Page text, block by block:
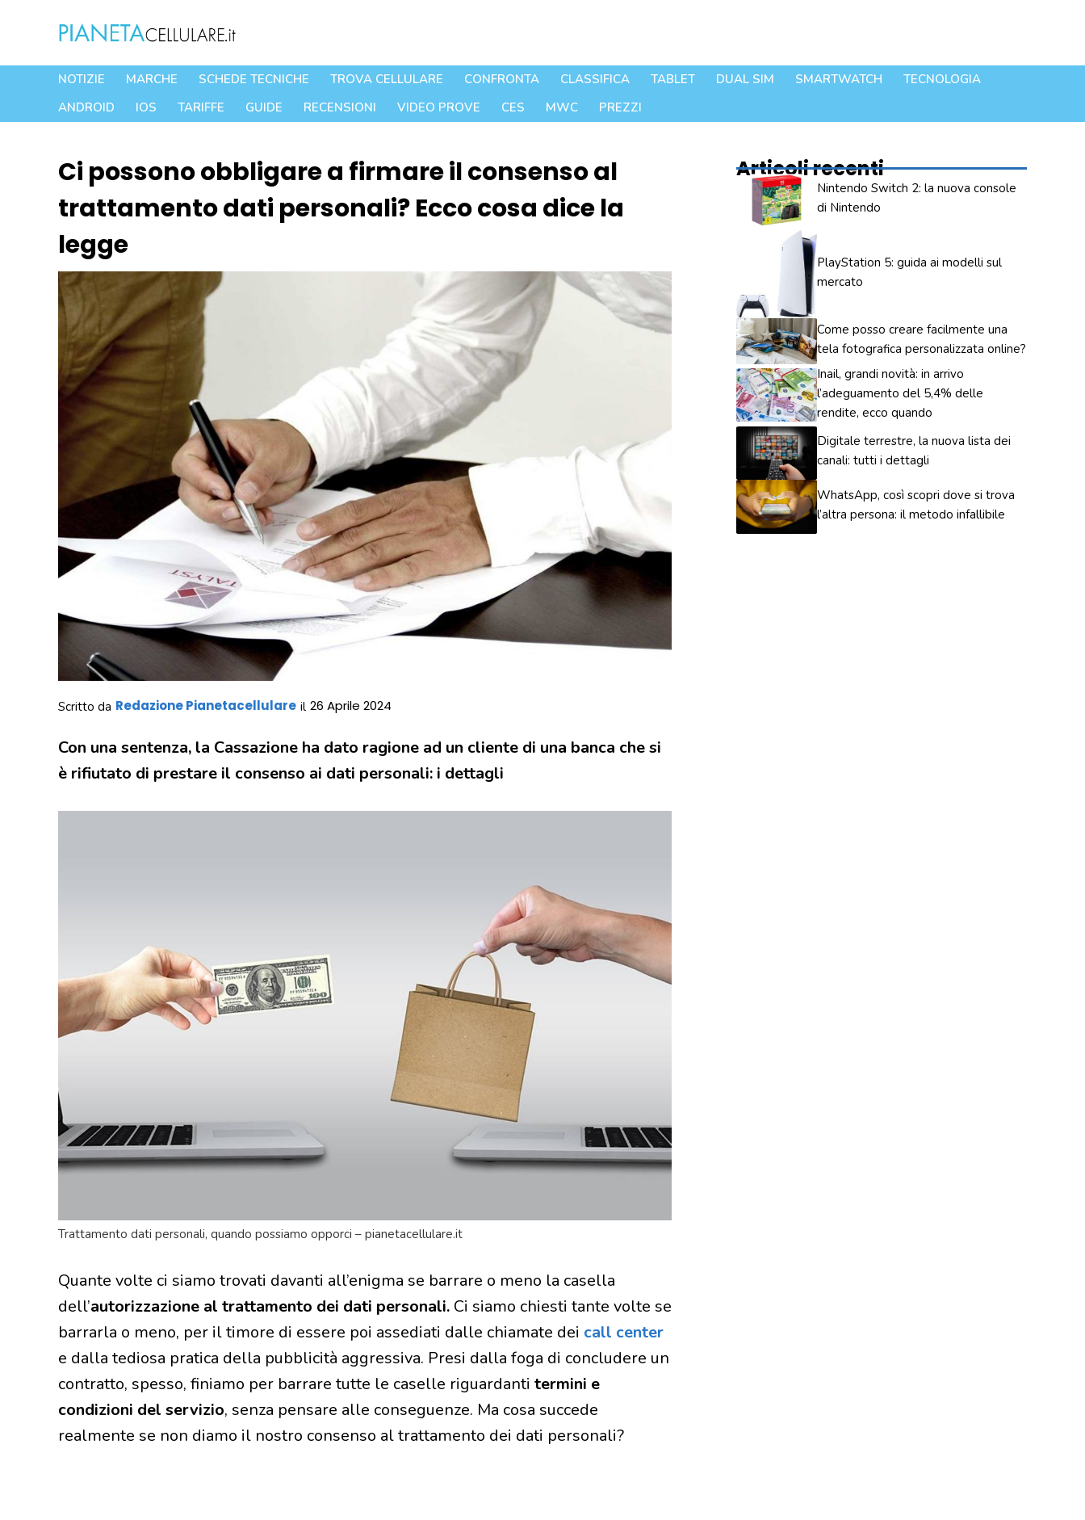
contenuto
NOTIZIE MARCHE SCHEDE TECNICHE TROVA CELLULARE CONFRONTA CLASSIFICA TABLET DUAL SIM SMARTWATCH
TECNOLOGIA
ANDROID
IOS TARIFFE GUIDE RECENSIONI VIDEO PROVE CES MWC PREZZI
Ci possono obbligare a firmare il consenso al
trattamento dati personali? Ecco cosa dice la
legge
Scritto da Redazione Pianetacellulare il 26 Aprile 2024
Con una sentenza, la Cassazione ha dato ragione ad un cliente di una banca che si
è rifiutato di prestare il consenso ai dati personali: i dettagli
Trattamento dati personali, quando possiamo opporci – pianetacellulare.it
Quante volte ci siamo trovati davanti all’enigma se barrare o meno la casella
dell’autorizzazione al trattamento dei dati personali. Ci siamo chiesti tante volte se
barrarla o meno, per il timore di essere poi assediati dalle chiamate dei call center
e dalla tediosa pratica della pubblicità aggressiva. Presi dalla foga di concludere un
contratto, spesso, finiamo per barrare tutte le caselle riguardanti termini e
condizioni del servizio, senza pensare alle conseguenze. Ma cosa succede
realmente se non diamo il nostro consenso al trattamento dei dati personali?
Articoli recenti
Nintendo Switch 2: la nuova console
di Nintendo
PlayStation 5: guida ai modelli sul
mercato
Come posso creare facilmente una
tela fotografica personalizzata online?
Inail, grandi novità: in arrivo
l’adeguamento del 5,4% delle
rendite, ecco quando
Digitale terrestre, la nuova lista dei
canali: tutti i dettagli
WhatsApp, così scopri dove si trova
l’altra persona: il metodo infallibile